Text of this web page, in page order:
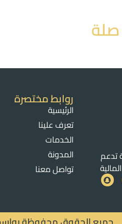
تدعم
روابط مختصرة
الرئيسية
تعرف علينا
الخدمات
المدونة
تواصل معنا